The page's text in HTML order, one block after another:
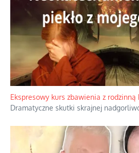
Ekspresowy kurs zbawienia z
Dramatyczne skutki skrajnej